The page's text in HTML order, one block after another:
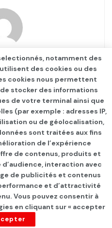
Contact S’identifier
DIRECT.
notamment des
des cookies ou des
cookies nous permettent
de stocker des informations
de votre terminal ainsi que
(par exemple : adresses IP,
ou de géolocalisation,
sont traitées aux fins
de l’expérience
de contenus, produits et
interaction avec
de publicités et contenus
et d’attractivité
Vous pouvez consentir à
en cliquant sur « accepter